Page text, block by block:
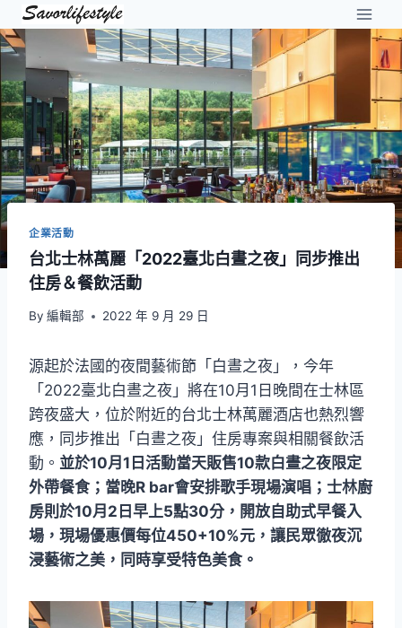
Skip
to
content
企業活動
台北士林萬麗「2022臺北白晝之夜」同步推出
住房＆餐飲活動
By 編輯部 2022 年 9 月 29 日
源起於法國的夜間藝術節「白晝之夜」，今年
「2022臺北白晝之夜」將在10月1日晚間在士林區
跨夜盛大，位於附近的台北士林萬麗酒店也熱烈響
應，同步推出「白晝之夜」住房專案與相關餐飲活
動。 並於10月1日活動當天販售10款白晝之夜限定
外帶餐食；當晚R bar會安排歌手現場演唱；士林廚
房則於10月2日早上5點30分，開放自助式早餐入
場，現場優惠價每位450+10%元，讓民眾徹夜沉
浸藝術之美，同時享受特色美食。